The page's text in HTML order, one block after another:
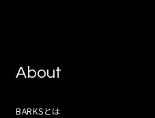
About
BARKSとは